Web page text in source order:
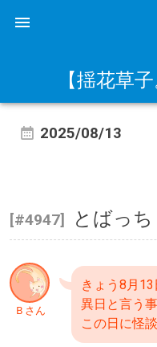
【揺花草子
2025/08/13
[#4947] とばっち
Ｂさん
きょう8月
異日と言う
この日に怪